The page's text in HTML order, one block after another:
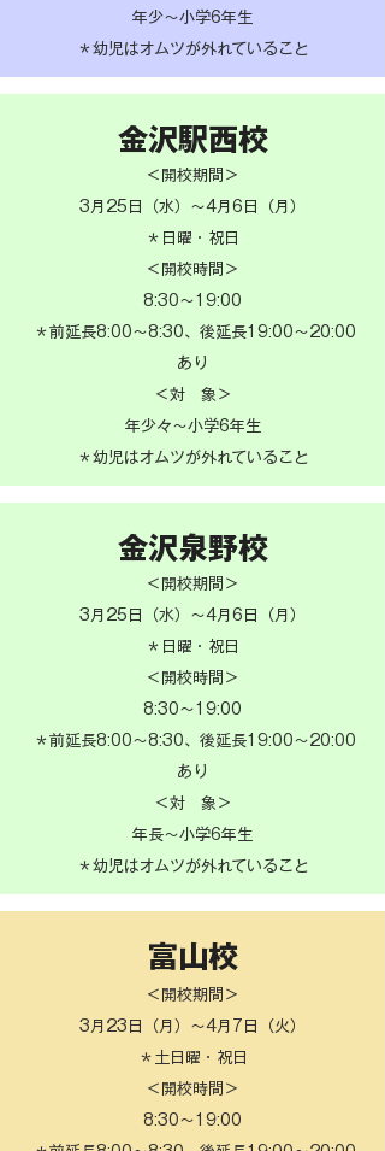
​年少〜小学6年生
＊幼児はオムツが外れていること
金沢駅西校
＜開校期間＞
​3月25日（水）〜4月6日（月）
＊日曜・祝日
＜開校時間＞
8:30〜19:00
＊前延長8:00～8:30、後延長19:00～20:00
あり
＜対 象＞
​年少々〜小学6年生
＊幼児はオムツが外れていること
金沢泉野校
＜開校期間＞
​3月25日（水）〜4月6日（月）
＊日曜・祝日
＜開校時間＞
8:30〜19:00
＊前延長8:00～8:30、後延長19:00～20:00
あり
＜対 象＞
​年長〜小学6年生
＊幼児はオムツが外れていること
富山校
＜開校期間＞
​3月23日（月）〜4月7日（火）
＊土日曜・祝日
＜開校時間＞
8:30〜19:00